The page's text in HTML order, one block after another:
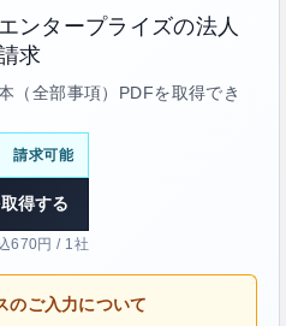
ンタープライズの法人
求
（全部事項）PDFを取得でき
請求可能
得する
670円 / 1社
のご入力について